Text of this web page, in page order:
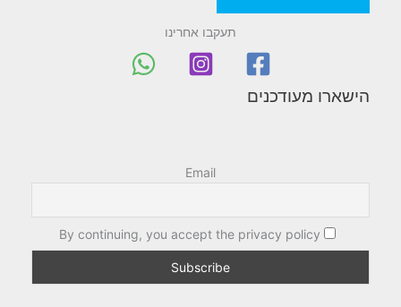
תעקבו אחרינו
הישארו מעודכנים
Email
By continuing, you accept the privacy policy